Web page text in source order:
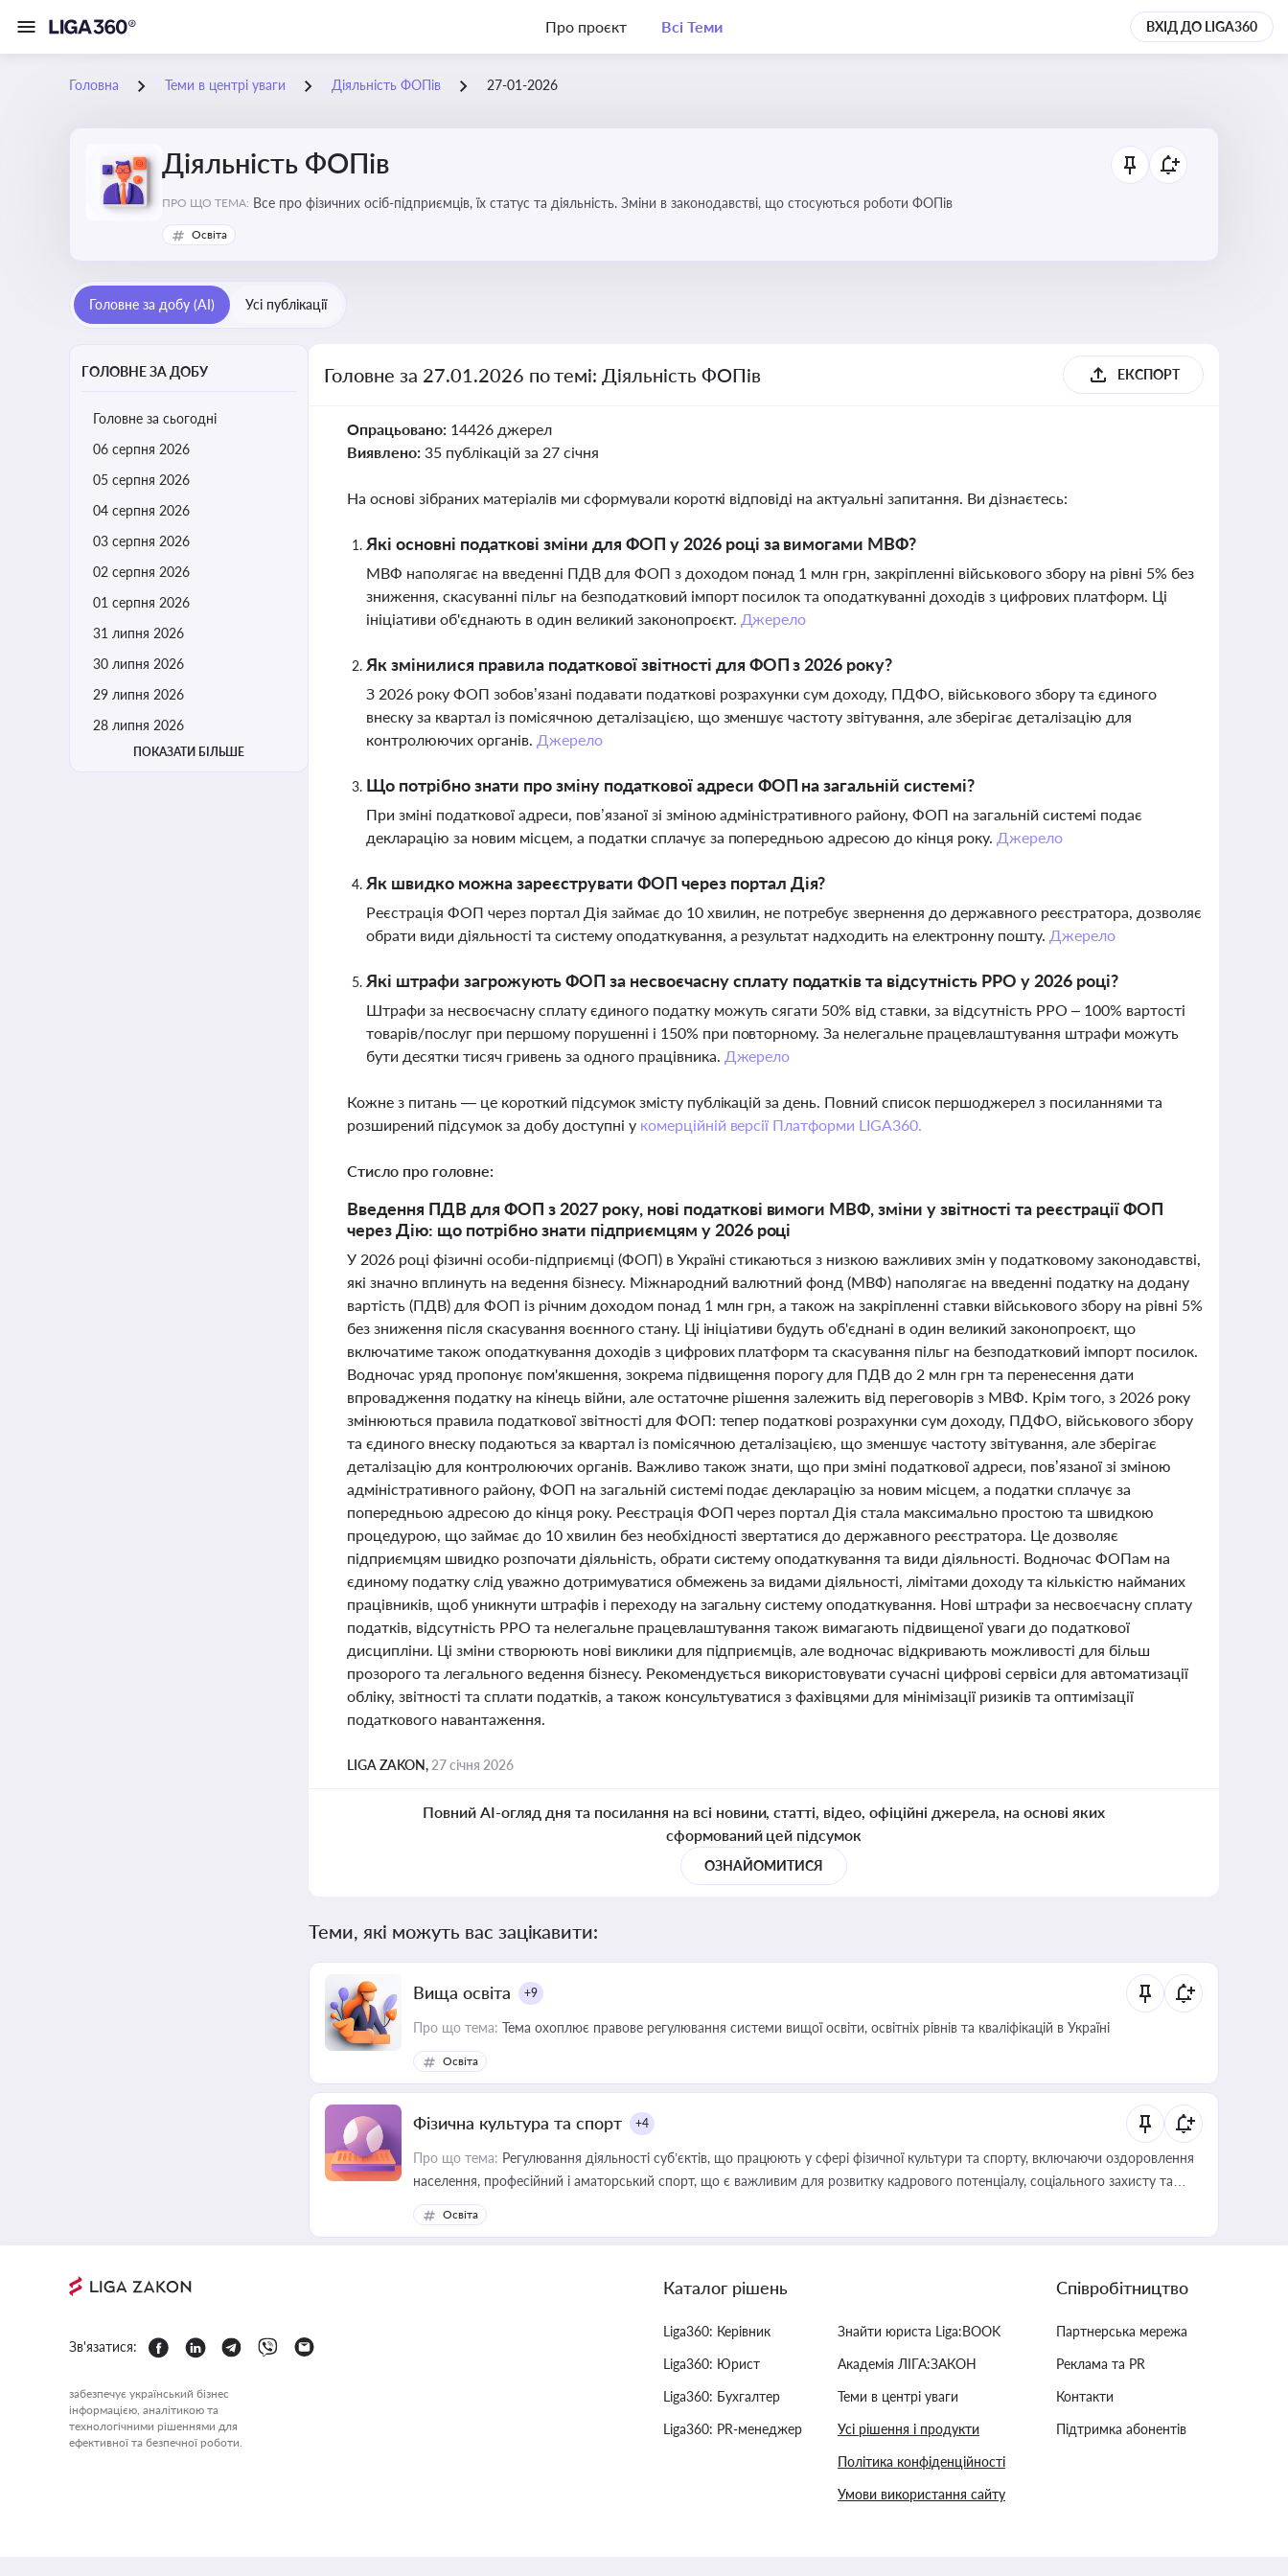
Про проєкт Всі Теми ВХІД ДО LIGA360
Головна Теми в центрі уваги Діяльність ФОПів 27-01-2026
Діяльність ФОПів
ПРО ЩО ТЕМА: Все про фізичних осіб-підприємців, їх статус та діяльність. Зміни в законодавстві, що стосуються роботи ФОПів
Освіта
Головне за добу (AI) Усі публікації
ГОЛОВНЕ ЗА ДОБУ
Головне за сьогодні
06 серпня 2026
05 серпня 2026
04 серпня 2026
03 серпня 2026
02 серпня 2026
01 серпня 2026
31 липня 2026
30 липня 2026
29 липня 2026
28 липня 2026
ПОКАЗАТИ БІЛЬШЕ
Головне за 27.01.2026 по темі: Діяльність ФОПів ЕКСПОРТ
Опрацьовано: 14426 джерел
Виявлено: 35 публікацій за 27 січня
На основі зібраних матеріалів ми сформували короткі відповіді на актуальні запитання. Ви дізнаєтесь:
Які основні податкові зміни для ФОП у 2026 році за вимогами МВФ?
МВФ наполягає на введенні ПДВ для ФОП з доходом понад 1 млн грн, закріпленні військового збору на рівні 5% без
зниження, скасуванні пільг на безподатковий імпорт посилок та оподаткуванні доходів з цифрових платформ. Ці
ініціативи об'єднають в один великий законопроєкт. Джерело
Як змінилися правила податкової звітності для ФОП з 2026 року?
З 2026 року ФОП зобов’язані подавати податкові розрахунки сум доходу, ПДФО, військового збору та єдиного
внеску за квартал із помісячною деталізацією, що зменшує частоту звітування, але зберігає деталізацію для
контролюючих органів. Джерело
Що потрібно знати про зміну податкової адреси ФОП на загальній системі?
При зміні податкової адреси, пов’язаної зі зміною адміністративного району, ФОП на загальній системі подає
декларацію за новим місцем, а податки сплачує за попередньою адресою до кінця року. Джерело
Як швидко можна зареєструвати ФОП через портал Дія?
Реєстрація ФОП через портал Дія займає до 10 хвилин, не потребує звернення до державного реєстратора, дозволяє
обрати види діяльності та систему оподаткування, а результат надходить на електронну пошту. Джерело
Які штрафи загрожують ФОП за несвоєчасну сплату податків та відсутність РРО у 2026 році?
Штрафи за несвоєчасну сплату єдиного податку можуть сягати 50% від ставки, за відсутність РРО – 100% вартості
товарів/послуг при першому порушенні і 150% при повторному. За нелегальне працевлаштування штрафи можуть
бути десятки тисяч гривень за одного працівника. Джерело
Кожне з питань — це короткий підсумок змісту публікацій за день. Повний список першоджерел з посиланнями та
розширений підсумок за добу доступні у комерційній версії Платформи LIGA360.
Стисло про головне:
Введення ПДВ для ФОП з 2027 року, нові податкові вимоги МВФ, зміни у звітності та реєстрації ФОП
через Дію: що потрібно знати підприємцям у 2026 році
У 2026 році фізичні особи-підприємці (ФОП) в Україні стикаються з низкою важливих змін у податковому законодавстві,
які значно вплинуть на ведення бізнесу. Міжнародний валютний фонд (МВФ) наполягає на введенні податку на додану
вартість (ПДВ) для ФОП із річним доходом понад 1 млн грн, а також на закріпленні ставки військового збору на рівні 5%
без зниження після скасування воєнного стану. Ці ініціативи будуть об'єднані в один великий законопроєкт, що
включатиме також оподаткування доходів з цифрових платформ та скасування пільг на безподатковий імпорт посилок.
Водночас уряд пропонує пом'якшення, зокрема підвищення порогу для ПДВ до 2 млн грн та перенесення дати
впровадження податку на кінець війни, але остаточне рішення залежить від переговорів з МВФ. Крім того, з 2026 року
змінюються правила податкової звітності для ФОП: тепер податкові розрахунки сум доходу, ПДФО, військового збору
та єдиного внеску подаються за квартал із помісячною деталізацією, що зменшує частоту звітування, але зберігає
деталізацію для контролюючих органів. Важливо також знати, що при зміні податкової адреси, пов’язаної зі зміною
адміністративного району, ФОП на загальній системі подає декларацію за новим місцем, а податки сплачує за
попередньою адресою до кінця року. Реєстрація ФОП через портал Дія стала максимально простою та швидкою
процедурою, що займає до 10 хвилин без необхідності звертатися до державного реєстратора. Це дозволяє
підприємцям швидко розпочати діяльність, обрати систему оподаткування та види діяльності. Водночас ФОПам на
єдиному податку слід уважно дотримуватися обмежень за видами діяльності, лімітами доходу та кількістю найманих
працівників, щоб уникнути штрафів і переходу на загальну систему оподаткування. Нові штрафи за несвоєчасну сплату
податків, відсутність РРО та нелегальне працевлаштування також вимагають підвищеної уваги до податкової
дисципліни. Ці зміни створюють нові виклики для підприємців, але водночас відкривають можливості для більш
прозорого та легального ведення бізнесу. Рекомендується використовувати сучасні цифрові сервіси для автоматизації
обліку, звітності та сплати податків, а також консультуватися з фахівцями для мінімізації ризиків та оптимізації
податкового навантаження.
LIGA ZAKON, 27 січня 2026
Повний AI-огляд дня та посилання на всі новини, статті, відео, офіційні джерела, на основі яких
сформований цей підсумок
ОЗНАЙОМИТИСЯ
Теми, які можуть вас зацікавити:
Вища освіта +9
Про що тема: Тема охоплює правове регулювання системи вищої освіти, освітніх рівнів та кваліфікацій в Україні
Освіта
Фізична культура та спорт +4
Про що тема: Регулювання діяльності суб’єктів, що працюють у сфері фізичної культури та спорту, включаючи оздоровлення
населення, професійний і аматорський спорт, що є важливим для розвитку кадрового потенціалу, соціального захисту та
ефективної реалізації державної політики у цій галузі
Освіта
Зв'язатися:
забезпечує український бізнес
інформацією, аналітикою та
технологічними рішеннями для
ефективної та безпечної роботи.
Каталог рішень
Liga360: Керівник
Liga360: Юрист
Liga360: Бухгалтер
Liga360: PR-менеджер
Знайти юриста Liga:BOOK
Академія ЛІГА:ЗАКОН
Теми в центрі уваги
Усі рішення і продукти
Політика конфіденційності
Умови використання сайту
Співробітництво
Партнерська мережа
Реклама та PR
Контакти
Підтримка абонентів